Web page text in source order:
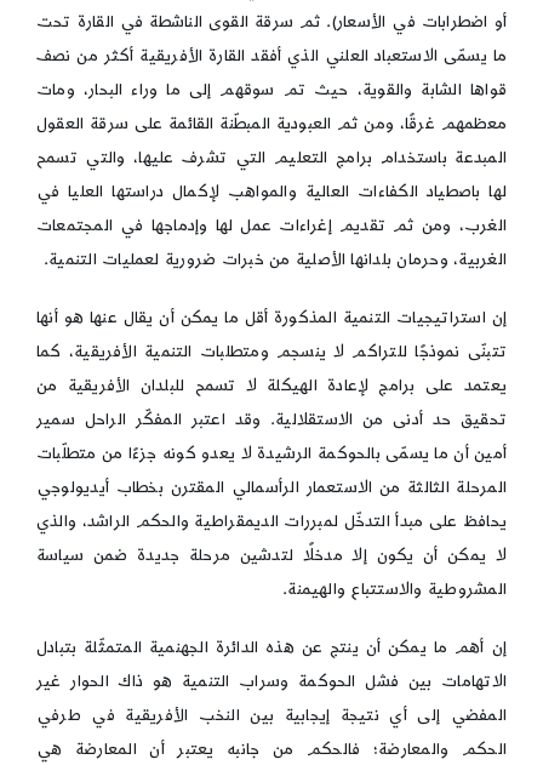
أو اضطرابات في الأسعار). ثم سرقة القوى الناشطة في القارة تحت
ما يسمّى الاستعباد العلني الذي أفقد القارة الأفريقية أكثر من نصف
قواها الشابة والقوية، حيث تم سوقهم إلى ما وراء البحار، ومات
معظمهم غرقًا، ومن ثم العبودية المبطّنة القائمة على سرقة العقول
المبدعة باستخدام برامج التعليم التي تشرف عليها، والتي تسمح
لها باصطياد الكفاءات العالية والمواهب لإكمال دراستها العليا في
الغرب، ومن ثم تقديم إغراءات عمل لها وإدماجها في المجتمعات
الغربية، وحرمان بلدانها الأصلية من خبرات ضرورية لعمليات التنمية.
إن استراتيجيات التنمية المذكورة أقل ما يمكن أن يقال عنها هو أنها
تتبنّى نموذجًا للتراكم لا ينسجم ومتطلبات التنمية الأفريقية، كما
يعتمد على برامج لإعادة الهيكلة لا تسمح للبلدان الأفريقية من
تحقيق حد أدنى من الاستقلالية. وقد اعتبر المفكّر الراحل سمير
أمين أن ما يسمّى بالحوكمة الرشيدة لا يعدو كونه جزءًا من متطلّبات
المرحلة الثالثة من الاستعمار الرأسمالي المقترن بخطاب أيديولوجي
يحافظ على مبدأ التدخّل لمبررات الديمقراطية والحكم الراشد، والذي
لا يمكن أن يكون إلا مدخلًا لتدشين مرحلة جديدة ضمن سياسة
المشروطية والاستتباع والهيمنة.
إن أهم ما يمكن أن ينتج عن هذه الدائرة الجهنمية المتمثّلة بتبادل
الاتهامات بين فشل الحوكمة وسراب التنمية هو ذاك الحوار غير
المفضي إلى أي نتيجة إيجابية بين النخب الأفريقية في طرفي
الحكم والمعارضة؛ فالحكم من جانبه يعتبر أن المعارضة هي